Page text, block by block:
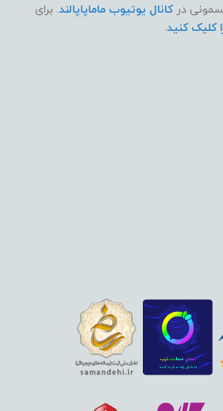
درکانال یوتیوب ماماپاپالند. برای
کلیک کنید.